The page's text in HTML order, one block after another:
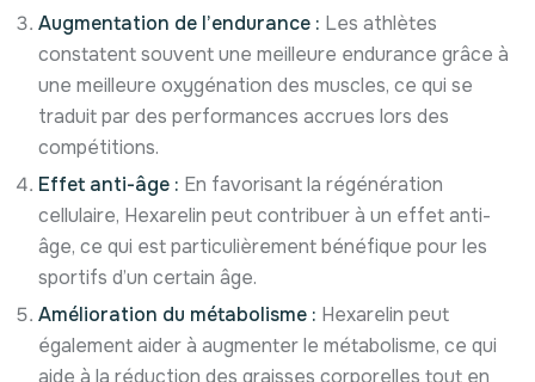
Augmentation de l’endurance : Les athlètes
constatent souvent une meilleure endurance grâce à
une meilleure oxygénation des muscles, ce qui se
traduit par des performances accrues lors des
compétitions.
Effet anti-âge : En favorisant la régénération
cellulaire, Hexarelin peut contribuer à un effet anti-
âge, ce qui est particulièrement bénéfique pour les
sportifs d’un certain âge.
Amélioration du métabolisme : Hexarelin peut
également aider à augmenter le métabolisme, ce qui
aide à la réduction des graisses corporelles tout en